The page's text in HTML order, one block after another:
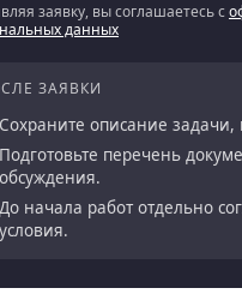
заявку, вы соглашаетесь с
данных
ЗАЯВКИ
Сохраните описание
Подготовьте перечень
обсуждения.
До начала работ отдельно
условия.